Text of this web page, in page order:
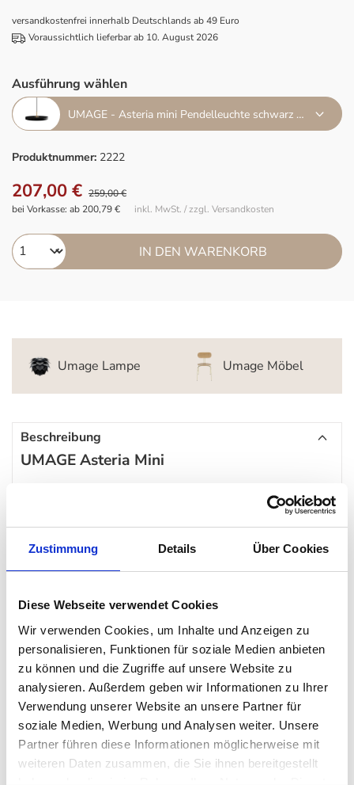
Zustimmung Details Über Cookies
Diese Webseite verwendet Cookies
Wir verwenden Cookies, um Inhalte und Anzeigen zu
personalisieren, Funktionen für soziale Medien anbieten
zu können und die Zugriffe auf unsere Website zu
analysieren. Außerdem geben wir Informationen zu Ihrer
Verwendung unserer Website an unsere Partner für
soziale Medien, Werbung und Analysen weiter. Unsere
Partner führen diese Informationen möglicherweise mit
weiteren Daten zusammen, die Sie ihnen bereitgestellt
haben oder die sie im Rahmen Ihrer Nutzung der Dienste
versandkostenfrei innerhalb Deutschlands ab 49 Euro
Voraussichtlich lieferbar ab 10. August 2026
Ausführung wählen
UMAGE - Asteria mini Pendelleuchte schwarz messing
Produktnummer: 2222
207,00 € 259,00 €
inkl. MwSt. / zzgl. Versandkosten
bei Vorkasse: ab 200,79 €
IN DEN WARENKORB
Umage Lampe Umage Möbel
Beschreibung
UMAGE Asteria Mini
Kleiner, aber in gleichem Maße „oho“ – so lässt sich die kleine
Schwester der Pendelleuchte Asteria mit Recht beschreiben!
schmückt die kreisrunde Leuchte der skandinavischen Marke
Der Designer Soren Ravn Christensen hat auch diese
Pendelleuchtein drei verschiedenen Aufhängungs-Varianten
(Messing, Stahl und schwarz) entworfen. Den runden Schirm
gibt es – ebenfalls wie beim großen Modell – in sieben, zum
skandinavischen Flair passenden Farben.
Besonderheit